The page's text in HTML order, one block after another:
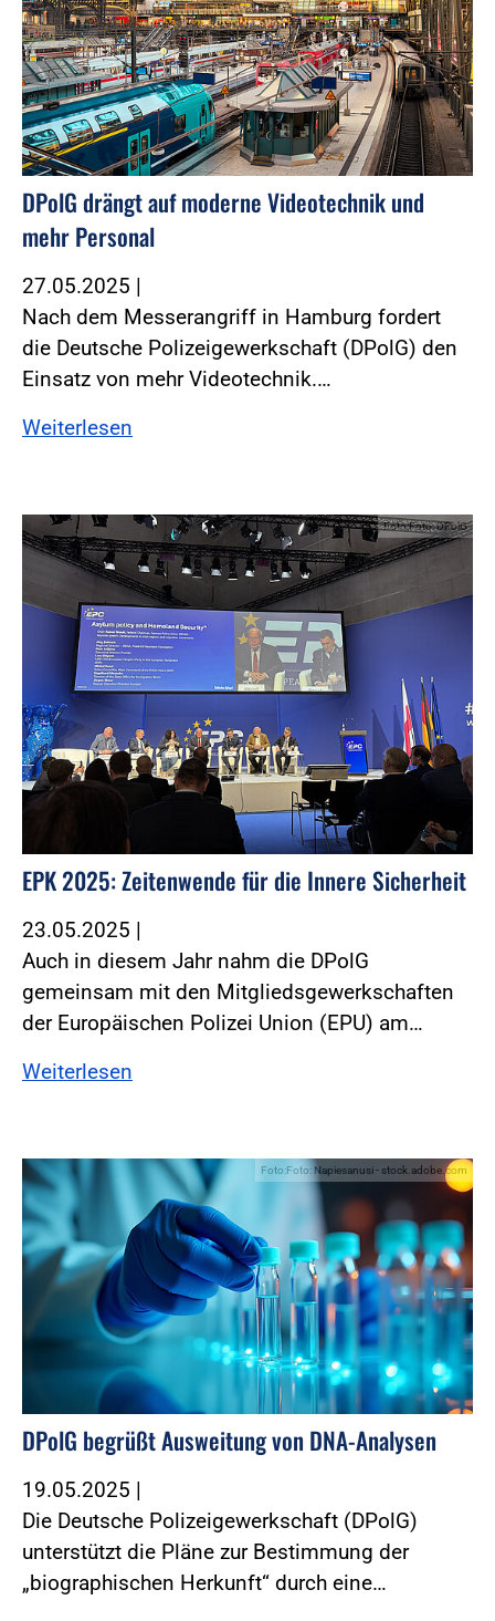
DPolG drängt auf moderne Videotechnik und
mehr Personal
27.05.2025 |
Nach dem Messerangriff in Hamburg fordert
die Deutsche Polizeigewerkschaft (DPolG) den
Einsatz von mehr Videotechnik.…
Weiterlesen
Foto:Foto: DPolG
EPK 2025: Zeitenwende für die Innere Sicherheit
23.05.2025 |
Auch in diesem Jahr nahm die DPolG
gemeinsam mit den Mitgliedsgewerkschaften
der Europäischen Polizei Union (EPU) am…
Weiterlesen
Foto:Foto: Napiesanusi - stock.adobe.com
DPolG begrüßt Ausweitung von DNA-Analysen
19.05.2025 |
Die Deutsche Polizeigewerkschaft (DPolG)
unterstützt die Pläne zur Bestimmung der
„biographischen Herkunft“ durch eine…